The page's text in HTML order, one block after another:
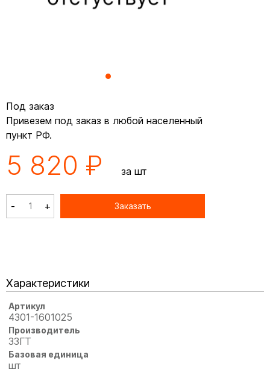
Под заказ
Привезем под заказ в любой населенный
пункт РФ.
5 820 ₽ за шт
- + Заказать
Характеристики
Артикул
4301-1601025
Производитель
ЗЗГТ
Базовая единица
шт